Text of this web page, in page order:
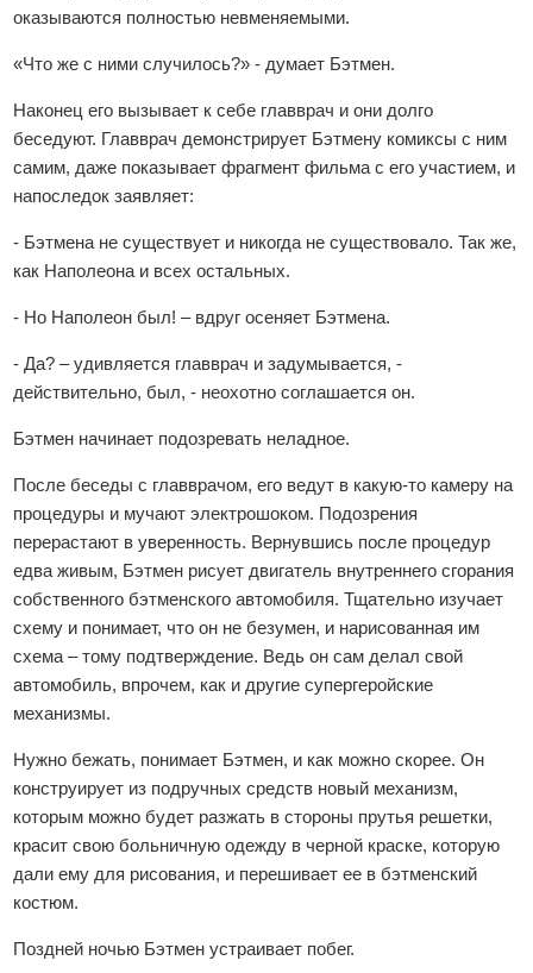
оказываются полностью невменяемыми.
«Что же с ними случилось?» - думает Бэтмен.
Наконец его вызывает к себе главврач и они долго
беседуют. Главврач демонстрирует Бэтмену комиксы с ним
самим, даже показывает фрагмент фильма с его участием, и
напоследок заявляет:
- Бэтмена не существует и никогда не существовало. Так же,
как Наполеона и всех остальных.
- Но Наполеон был! – вдруг осеняет Бэтмена.
- Да? – удивляется главврач и задумывается, -
действительно, был, - неохотно соглашается он.
Бэтмен начинает подозревать неладное.
После беседы с главврачом, его ведут в какую-то камеру на
процедуры и мучают электрошоком. Подозрения
перерастают в уверенность. Вернувшись после процедур
едва живым, Бэтмен рисует двигатель внутреннего сгорания
собственного бэтменского автомобиля. Тщательно изучает
схему и понимает, что он не безумен, и нарисованная им
схема – тому подтверждение. Ведь он сам делал свой
автомобиль, впрочем, как и другие супергеройские
механизмы.
Нужно бежать, понимает Бэтмен, и как можно скорее. Он
конструирует из подручных средств новый механизм,
которым можно будет разжать в стороны прутья решетки,
красит свою больничную одежду в черной краске, которую
дали ему для рисования, и перешивает ее в бэтменский
костюм.
Поздней ночью Бэтмен устраивает побег.